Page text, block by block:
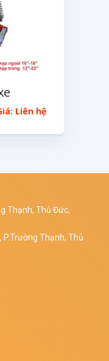
Liên hệ
Thạnh, Thủ Đức,
P.Trường Thạnh, Thủ